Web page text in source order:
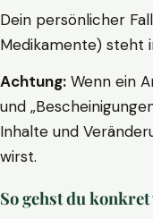
Dein persönlicher
Medikamente) steht
Achtung: Wenn ein
und
Inhalte und
wirst.
So gehst du